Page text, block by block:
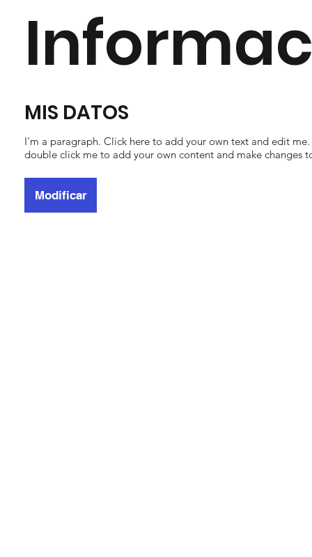
MIS DATOS
Modificar
I'm a paragraph. Click here to add your own text and edit me.
double click me to add your own content and make changes